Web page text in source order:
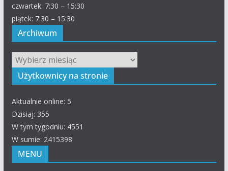
czwartek: 7:30 – 15:30
piątek: 7:30 – 15:30
Archiwum
Archiwum
Użytkownicy na stronie
Aktualnie online: 5
Dzisiaj: 355
W tym tygodniu: 4551
W sumie: 2415398
MENU